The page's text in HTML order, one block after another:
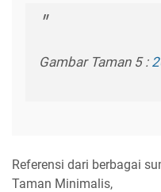
Gambar Taman 5 :
Referensi dari berbagai
Taman Minimalis,